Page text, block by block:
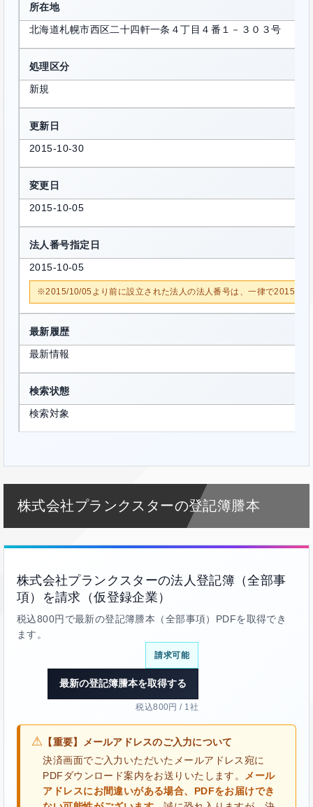
所在地
北海道札幌市西区二十四軒一条４丁目４番１－３０３号
処理区分
新規
更新日
2015-10-30
変更日
2015-10-05
法人番号指定日
2015-10-05
※2015/10/05より前に設立された法人の法人番号は、一律で2015/10/
最新履歴
最新情報
検索状態
検索対象
株式会社プランクスターの登記簿謄本
株式会社プランクスターの法人登記簿（全部事
項）を請求（仮登録企業）
税込800円で最新の登記簿謄本（全部事項）PDFを取得でき
ます。
請求可能
最新の登記簿謄本を取得する
税込800円 / 1社
⚠ 【重要】メールアドレスのご入力について
決済画面でご入力いただいたメールアドレス宛に
PDFダウンロード案内をお送りいたします。
メール
アドレスにお間違いがある場合、PDFをお届けでき